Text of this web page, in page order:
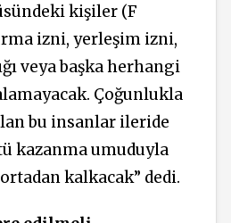
kişiler (F
izni, yerleşim izni,
veya başka herhangi
Çoğunlukla
bu insanlar ileride
kazanma umuduyla
kalkacak” dedi.